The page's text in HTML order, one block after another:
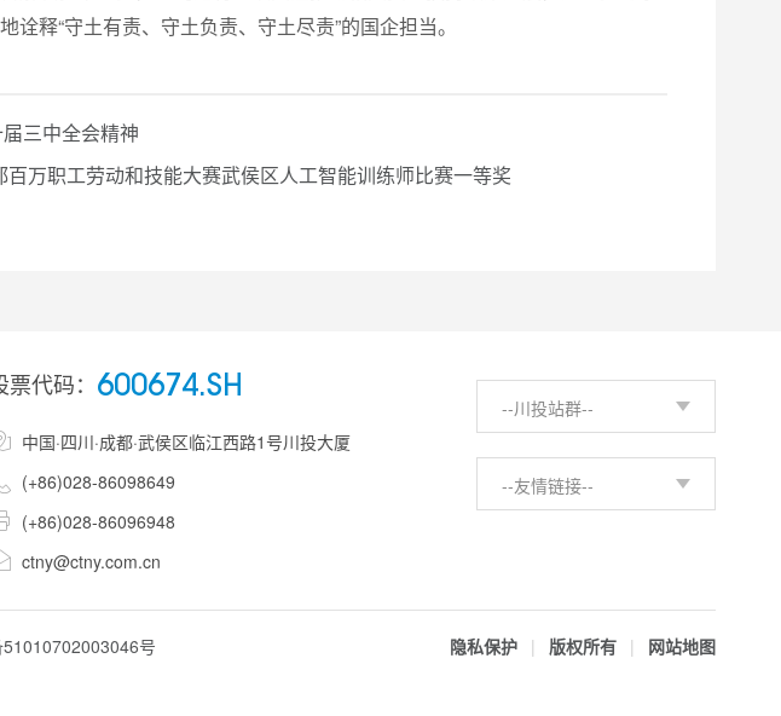
释“守土有责、守土负责、守土尽责”的国企担当。
三中全会精神
百万职工劳动和技能大赛武侯区人工智能训练师比赛一等奖
票代码： 600674.SH
中国·四川·成都·武侯区临江西路1号川投大厦
(+86)028-86098649
(+86)028-86096948
ctny@ctny.com.cn
--川投站群--
--友情链接--
号 隐私保护 | 版权所有 | 网站地图